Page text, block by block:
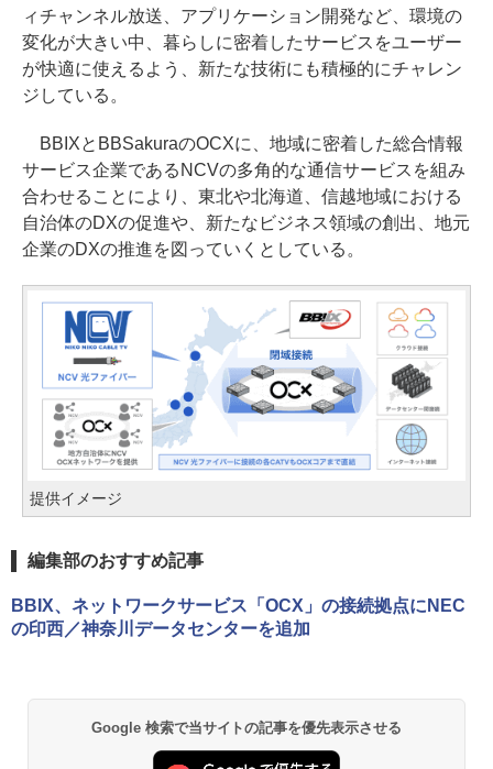
ィチャンネル放送、アプリケーション開発など、環境の
変化が大きい中、暮らしに密着したサービスをユーザー
が快適に使えるよう、新たな技術にも積極的にチャレン
ジしている。
BBIXとBBSakuraのOCXに、地域に密着した総合情報
サービス企業であるNCVの多角的な通信サービスを組み
合わせることにより、東北や北海道、信越地域における
自治体のDXの促進や、新たなビジネス領域の創出、地元
企業のDXの推進を図っていくとしている。
提供イメージ
編集部のおすすめ記事
BBIX、ネットワークサービス「OCX」の接続拠点にNEC
の印西／神奈川データセンターを追加
Google 検索で当サイトの記事を優先表示させる